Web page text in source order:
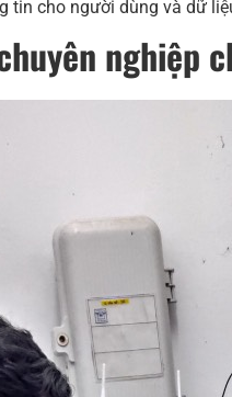
tin cho người dùng và dữ
nghiệp